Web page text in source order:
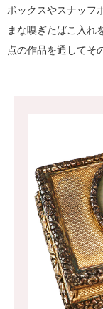
ボックスやスナッフ
まな嗅ぎたばこ入れ
点の作品を通してそ